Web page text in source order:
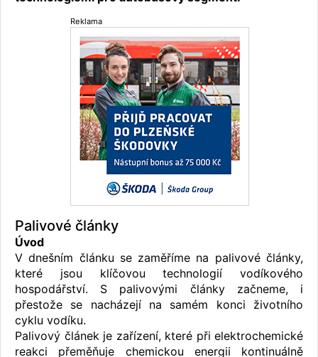
Reklama
Palivové články
Úvod
V dnešním článku se zaměříme na palivové články,
které jsou klíčovou technologií vodíkového
hospodářství. S palivovými články začneme, i
přestože se nacházejí na samém konci životního
cyklu vodíku.
Palivový článek je zařízení, které při elektrochemické
reakci přeměňuje chemickou energii kontinuálně